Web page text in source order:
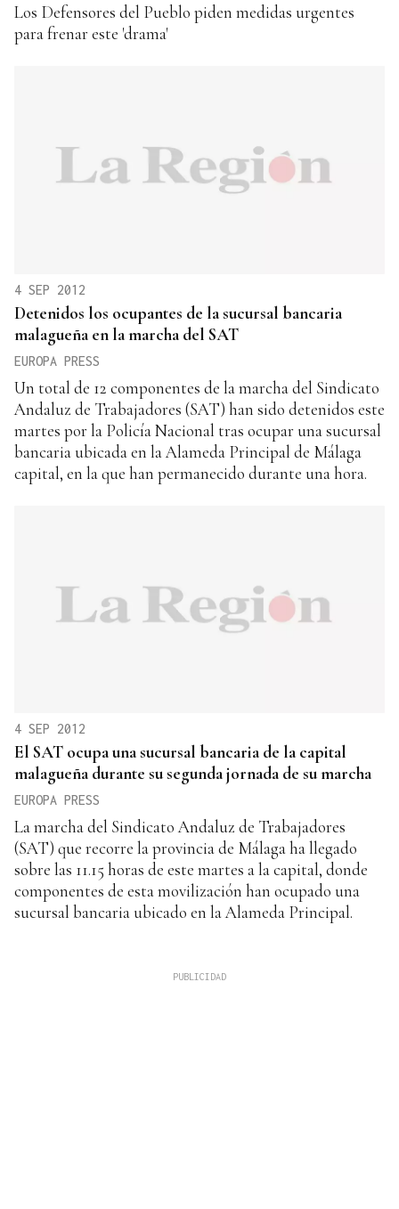
Los Defensores del Pueblo piden medidas urgentes
para frenar este 'drama'
4 SEP 2012
Detenidos los ocupantes de la sucursal bancaria
malagueña en la marcha del SAT
EUROPA PRESS
Un total de 12 componentes de la marcha del Sindicato
Andaluz de Trabajadores (SAT) han sido detenidos este
martes por la Policía Nacional tras ocupar una sucursal
bancaria ubicada en la Alameda Principal de Málaga
capital, en la que han permanecido durante una hora.
4 SEP 2012
El SAT ocupa una sucursal bancaria de la capital
malagueña durante su segunda jornada de su marcha
EUROPA PRESS
La marcha del Sindicato Andaluz de Trabajadores
(SAT) que recorre la provincia de Málaga ha llegado
sobre las 11.15 horas de este martes a la capital, donde
componentes de esta movilización han ocupado una
sucursal bancaria ubicado en la Alameda Principal.